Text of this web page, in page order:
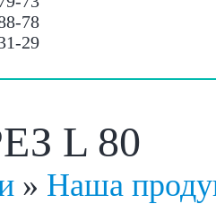
78
29
L 80
» Наша